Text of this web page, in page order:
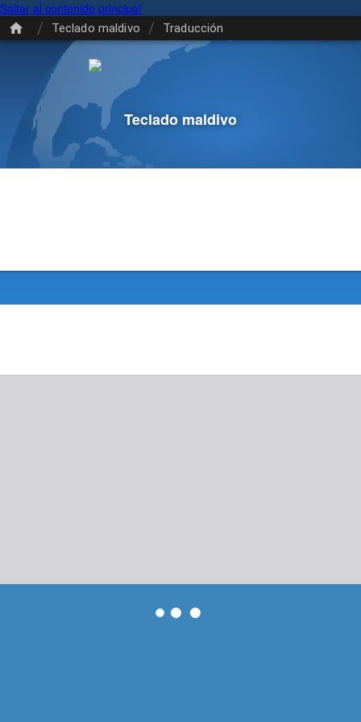
Saltar al contenido principal
/ Teclado maldivo / Traducción
Teclado maldivo